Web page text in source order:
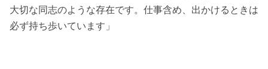
大切な同志のような存在です。仕事含め、出かけるときは
必ず持ち歩いています」